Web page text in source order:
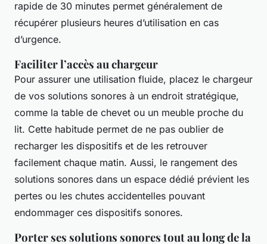
rapide de 30 minutes permet généralement de
récupérer plusieurs heures d’utilisation en cas
d’urgence.
Faciliter l’accès au chargeur
Pour assurer une utilisation fluide, placez le chargeur
de vos solutions sonores à un endroit stratégique,
comme la table de chevet ou un meuble proche du
lit. Cette habitude permet de ne pas oublier de
recharger les dispositifs et de les retrouver
facilement chaque matin. Aussi, le rangement des
solutions sonores dans un espace dédié prévient les
pertes ou les chutes accidentelles pouvant
endommager ces dispositifs sonores.
Porter ses solutions sonores tout au long de la